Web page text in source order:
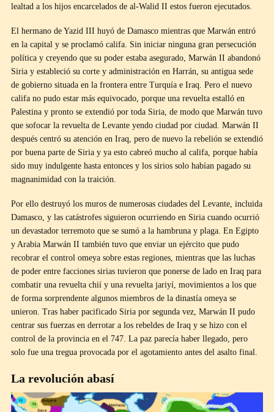
lealtad a los hijos encarcelados de al-Walid II estos fueron ejecutados.
El hermano de Yazid III huyó de Damasco mientras que Marwán entró
en la capital y se proclamó califa. Sin iniciar ninguna gran persecución
política y creyendo que su poder estaba asegurado, Marwán II abandonó
Siria y estableció su corte y administración en Harrán, su antigua sede
de gobierno situada en la frontera entre Turquía e Iraq. Pero el nuevo
califa no pudo estar más equivocado, porque una revuelta estalló en
Palestina y pronto se extendió por toda Siria, de modo que Marwán tuvo
que sofocar la revuelta de Levante yendo ciudad por ciudad. Marwán II
después centró su atención en Iraq, pero de nuevo la rebelión se extendió
por buena parte de Siria y ya esto cabreó mucho al califa, porque había
sido muy indulgente hasta entonces y los sirios solo habían pagado su
magnanimidad con la traición.
Por ello destruyó los muros de numerosas ciudades del Levante, incluida
Damasco, y las catástrofes siguieron ocurriendo en Siria cuando ocurrió
un devastador terremoto que se sumó a la hambruna y plaga. En Egipto
y Arabia Marwán II también tuvo que enviar un ejército que pudo
recobrar el control omeya sobre estas regiones, mientras que las luchas
de poder entre facciones sirias tuvieron que ponerse de lado en Iraq para
combatir una revuelta chií y una revuelta jariyí, movimientos a los que
de forma sorprendente algunos miembros de la dinastía omeya se
unieron. Tras haber pacificado Siria por segunda vez, Marwán II pudo
centrar sus fuerzas en derrotar a los rebeldes de Iraq y se hizo con el
control de la provincia en el 747. La paz parecía haber llegado, pero
solo fue una tregua provocada por el agotamiento antes del asalto final.
La revolución abasí